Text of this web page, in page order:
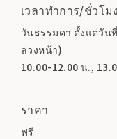
เวลาทำการ/ชั่วโม
วันธรรมดา ตั้งแต่วัน
ล่วงหน้า)
10.00-12.00 น.,
ราคา
ฟรี